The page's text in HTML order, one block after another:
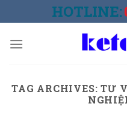
to
HOTLINE:
TAG ARCHIVES:TƯ